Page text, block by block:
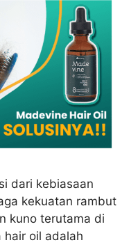
dari kebiasaan
kekuatan rambut
kuno terutama di
hair oil adalah